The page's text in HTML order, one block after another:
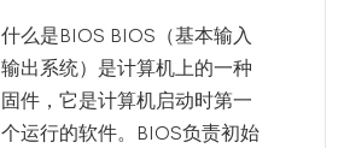
什么是BIOS BIOS（基本输入
输出系统）是计算机上的一种
固件，它是计算机启动时第一
个运行的软件。BIOS负责初始